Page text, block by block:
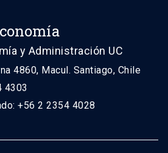
y Administración UC
4860, Macul. Santiago, Chile
4303
+56 2 2354 4028